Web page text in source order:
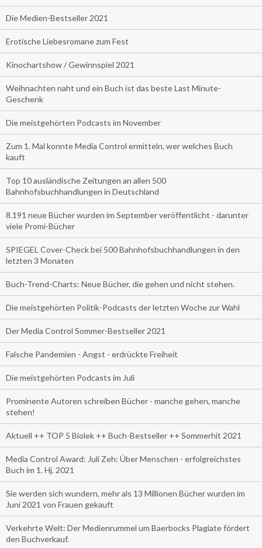
Die Medien-Bestseller 2021
Erotische Liebesromane zum Fest
Kinochartshow / Gewinnspiel 2021
Weihnachten naht und ein Buch ist das beste Last Minute-
Geschenk
Die meistgehörten Podcasts im November
Zum 1. Mal konnte Media Control ermitteln, wer welches Buch
kauft
Top 10 ausländische Zeitungen an allen 500
Bahnhofsbuchhandlungen in Deutschland
8.191 neue Bücher wurden im September veröffentlicht - darunter
viele Promi-Bücher
SPIEGEL Cover-Check bei 500 Bahnhofsbuchhandlungen in den
letzten 3 Monaten
Buch-Trend-Charts: Neue Bücher, die gehen und nicht stehen.
Die meistgehörten Politik-Podcasts der letzten Woche zur Wahl
Der Media Control Sommer-Bestseller 2021
Falsche Pandemien - Angst - erdrückte Freiheit
Die meistgehörten Podcasts im Juli
Prominente Autoren schreiben Bücher - manche gehen, manche
stehen!
Aktuell ++ TOP 5 Biolek ++ Buch-Bestseller ++ Sommerhit 2021
Media Control Award: Juli Zeh: Über Menschen - erfolgreichstes
Buch im 1. Hj. 2021
Sie werden sich wundern, mehr als 13 Millionen Bücher wurden im
Juni 2021 von Frauen gekauft
Verkehrte Welt: Der Medienrummel um Baerbocks Plagiate fördert
den Buchverkauf.